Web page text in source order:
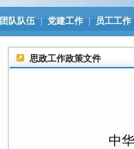
团队队伍 | 党建工作 | 员工工作
思政工作政策文件
中华人民